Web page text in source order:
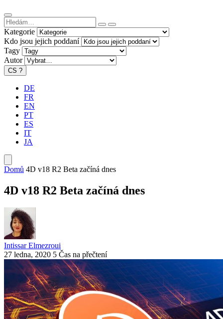
Kategorie
Kdo jsou jejich poddaní
Tagy
Autor
CS ?
DE
FR
EN
PT
ES
IT
JA
Domů 4D v18 R2 Beta začíná dnes
4D v18 R2 Beta začíná dnes
Intissar Elmezroui
27 ledna, 2020 5 Čas na přečtení